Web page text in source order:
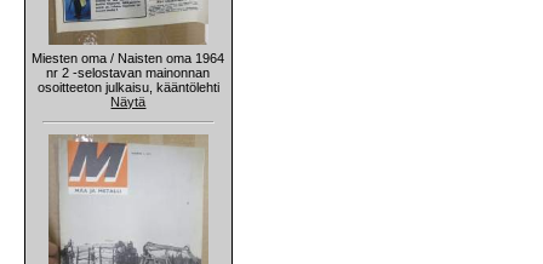
Miesten oma / Naisten oma 1964
nr 2 -selostavan mainonnan
osoitteeton julkaisu, kääntölehti
Näytä